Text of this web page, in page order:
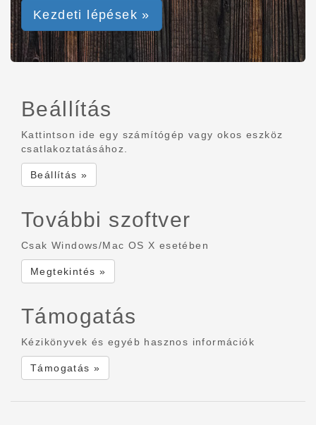
Kezdeti lépések »
Beállítás
Kattintson ide egy számítógép vagy okos eszköz
csatlakoztatásához.
Beállítás »
További szoftver
Csak Windows/Mac OS X esetében
Megtekintés »
Támogatás
Kézikönyvek és egyéb hasznos információk
Támogatás »